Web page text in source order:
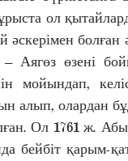
ол
әскерімен
Аягөз өзені
мойындап,
алып, олардан
Ол 1761 ж.
бейбіт қарым-